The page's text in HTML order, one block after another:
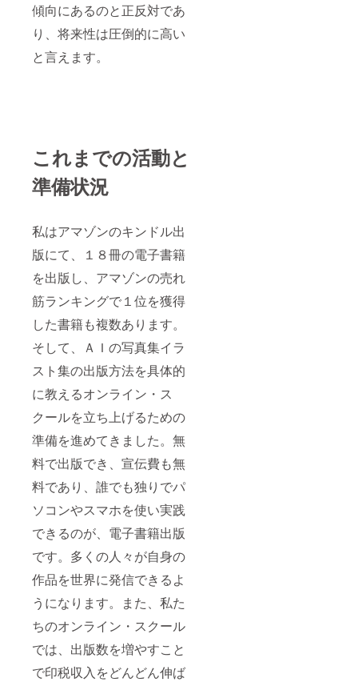
傾向にあるのと正反対であ
り、将来性は圧倒的に高い
と言えます。
これまでの活動と
準備状況
私はアマゾンのキンドル出
版にて、１８冊の電子書籍
を出版し、アマゾンの売れ
筋ランキングで１位を獲得
した書籍も複数あります。
そして、ＡＩの写真集イラ
スト集の出版方法を具体的
に教えるオンライン・ス
クールを立ち上げるための
準備を進めてきました。無
料で出版でき、宣伝費も無
料であり、誰でも独りでパ
ソコンやスマホを使い実践
できるのが、電子書籍出版
です。多くの人々が自身の
作品を世界に発信できるよ
うになります。また、私た
ちのオンライン・スクール
では、出版数を増やすこと
で印税収入をどんどん伸ば